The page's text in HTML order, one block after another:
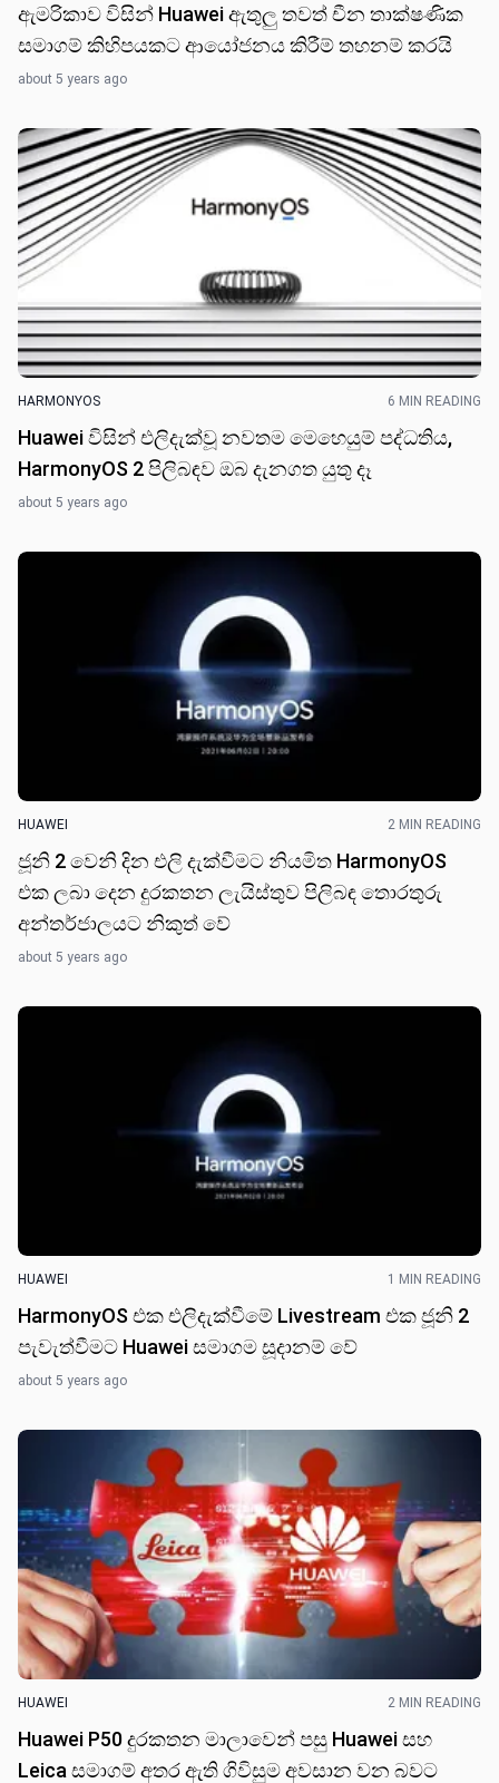
ඇමරිකාව විසින් Huawei ඇතුලු තවත් චීන තාක්ෂණික
සමාගම් කිහිපයකට ආයෝජනය කිරීම් තහනම් කරයි
about 5 years ago
HARMONYOS 6 MIN READING
Huawei විසින් එලිදැක්වූ නවතම මෙහෙයුම් පද්ධතිය,
HarmonyOS 2 පිලිබඳව ඔබ දැනගත යුතු දෑ
about 5 years ago
HUAWEI 2 MIN READING
ජූනි 2 වෙනි දින එලි දැක්වීමට නියමිත HarmonyOS
එක ලබා දෙන දුරකතන ලැයිස්තුව පිලිබඳ තොරතුරු
අන්තර්ජාලයට නිකුත් වේ
about 5 years ago
HUAWEI 1 MIN READING
HarmonyOS එක එලිදැක්වීමේ Livestream එක ජූනි 2
පැවැත්වීමට Huawei සමාගම සූදානම් වේ
about 5 years ago
HUAWEI 2 MIN READING
Huawei P50 දුරකතන මාලාවෙන් පසු Huawei සහ
Leica සමාගම් අතර ඇති ගිවිසුම අවසාන වන බවට